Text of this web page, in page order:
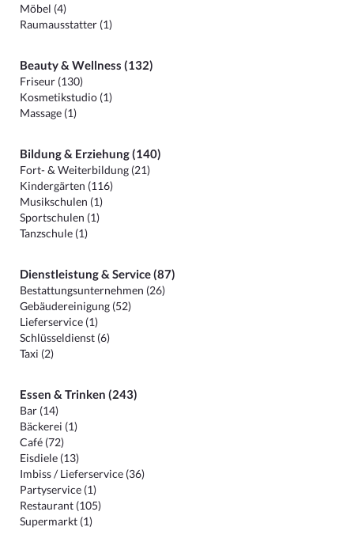
Möbel (4)
Raumausstatter (1)
Beauty & Wellness (132)
Friseur (130)
Kosmetikstudio (1)
Massage (1)
Bildung & Erziehung (140)
Fort- & Weiterbildung (21)
Kindergärten (116)
Musikschulen (1)
Sportschulen (1)
Tanzschule (1)
Dienstleistung & Service (87)
Bestattungsunternehmen (26)
Gebäudereinigung (52)
Lieferservice (1)
Schlüsseldienst (6)
Taxi (2)
Essen & Trinken (243)
Bar (14)
Bäckerei (1)
Café (72)
Eisdiele (13)
Imbiss / Lieferservice (36)
Partyservice (1)
Restaurant (105)
Supermarkt (1)